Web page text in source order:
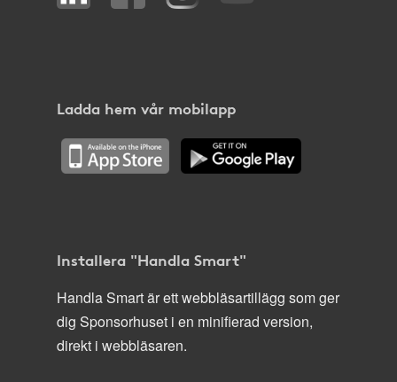
Ladda hem vår mobilapp
Installera "Handla Smart"
Handla Smart är ett webbläsartillägg som ger
dig Sponsorhuset i en minifierad version,
direkt i webbläsaren.